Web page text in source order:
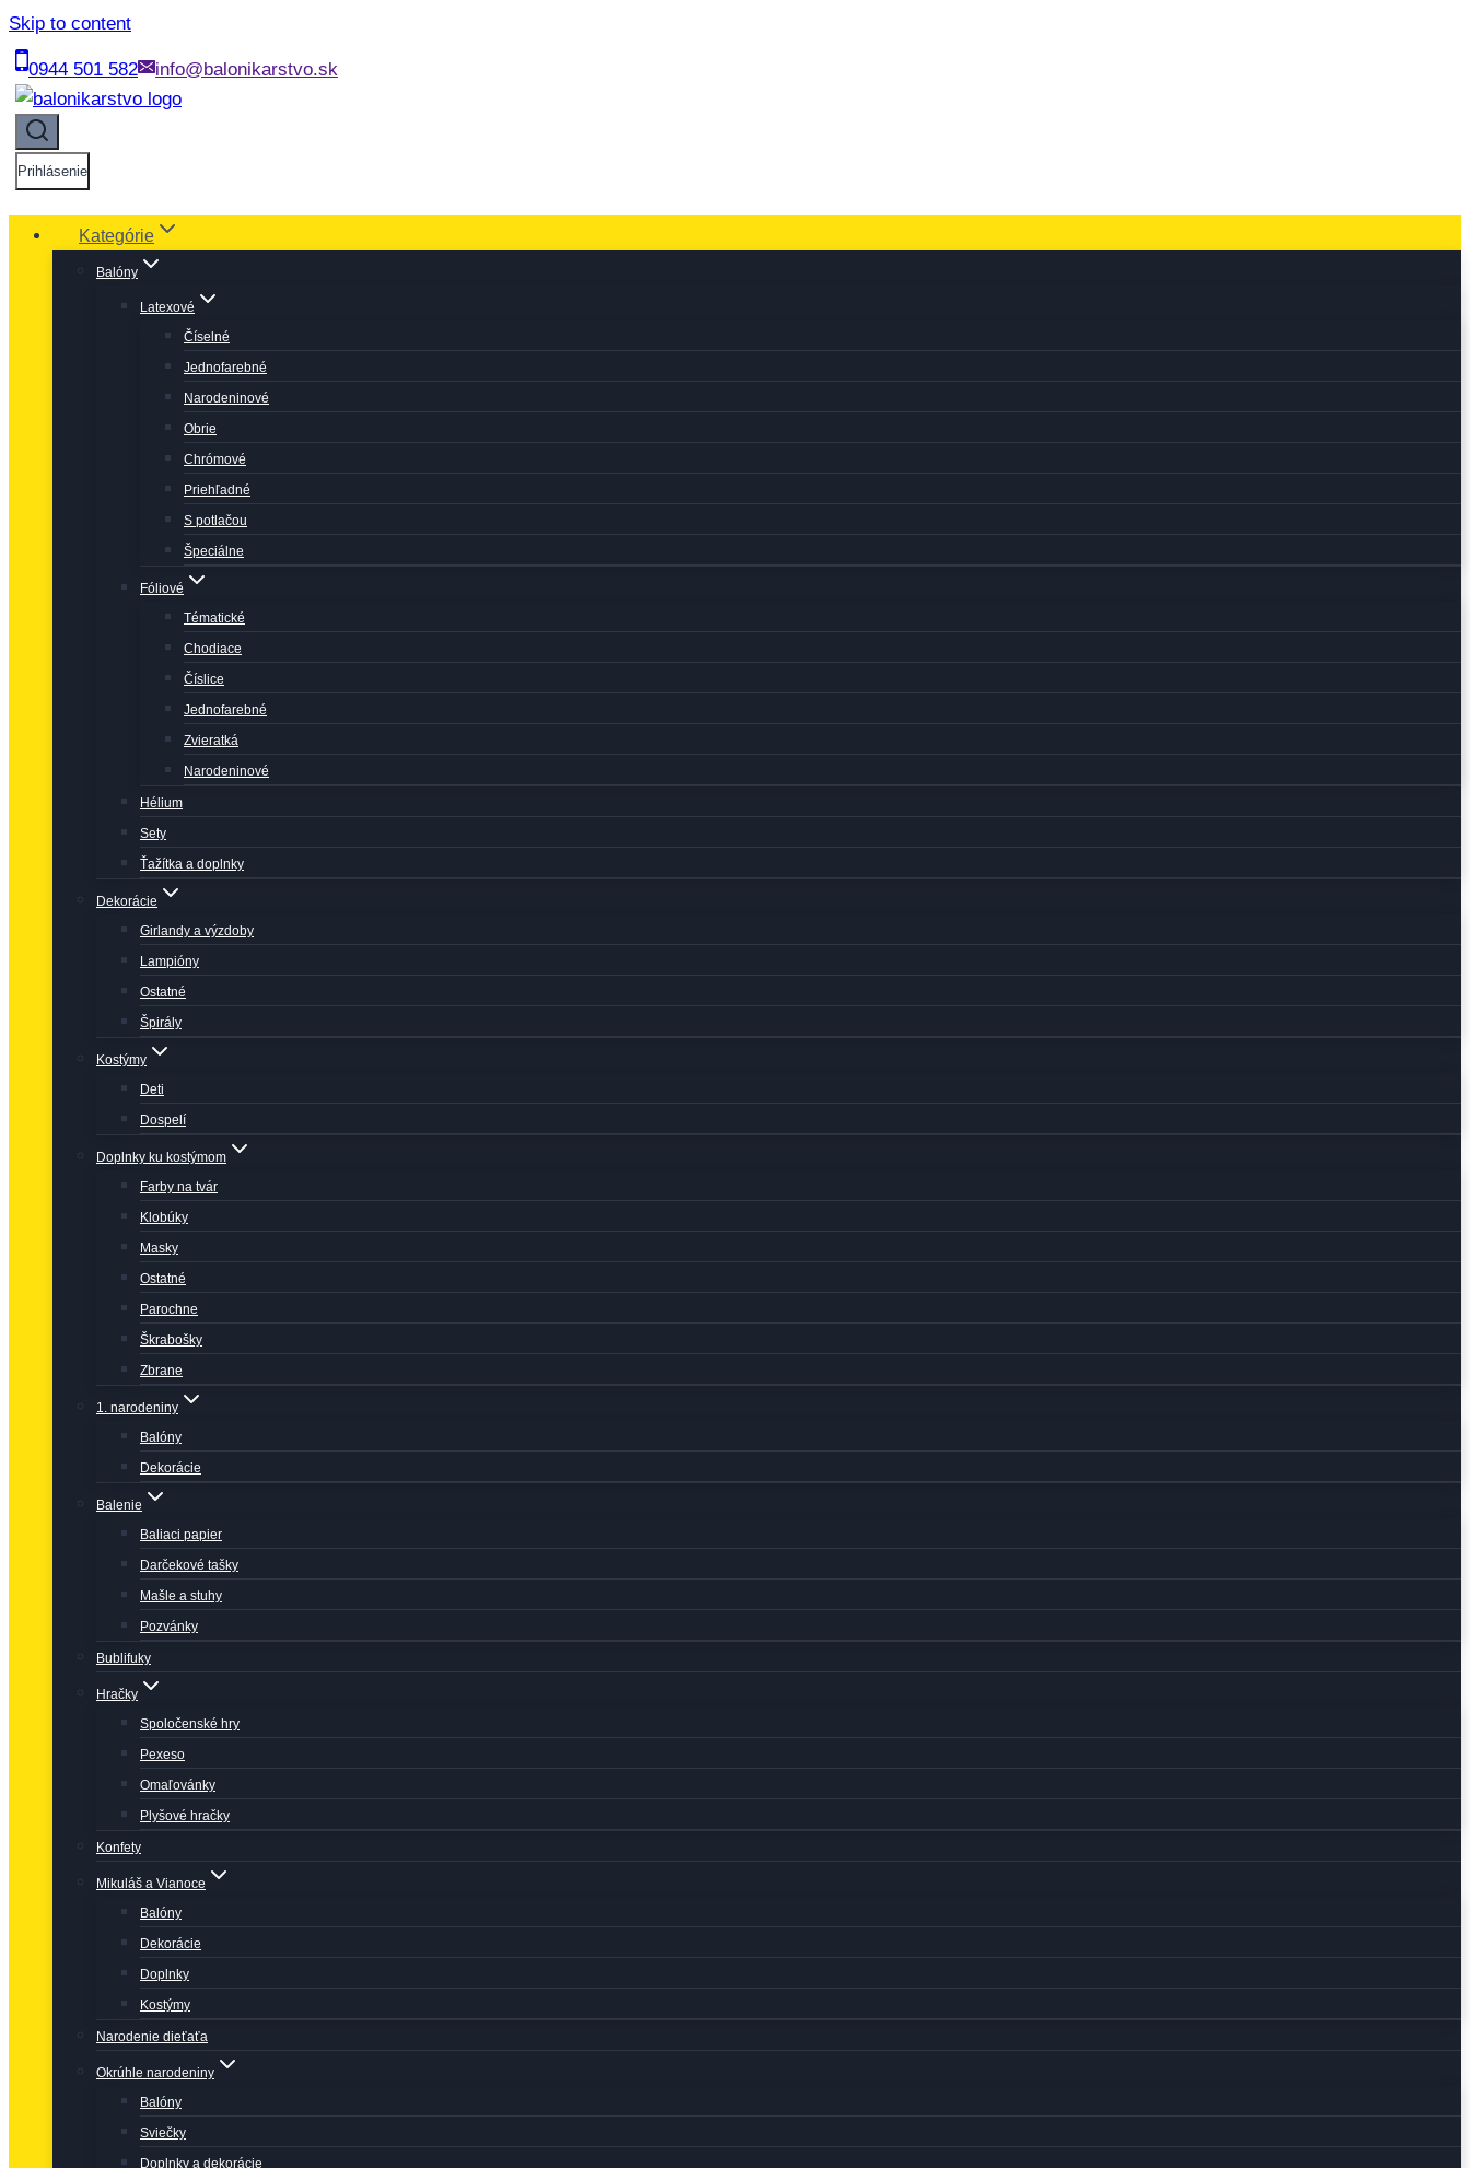
Skip to content
0944 501 582 info@balonikarstvo.sk
Prihlásenie
Kategórie
Balóny
Latexové
Číselné
Jednofarebné
Narodeninové
Obrie
Chrómové
Priehľadné
S potlačou
Špeciálne
Fóliové
Tématické
Chodiace
Číslice
Jednofarebné
Zvieratká
Narodeninové
Hélium
Sety
Ťažítka a doplnky
Dekorácie
Girlandy a výzdoby
Lampióny
Ostatné
Špirály
Kostýmy
Deti
Dospelí
Doplnky ku kostýmom
Farby na tvár
Klobúky
Masky
Ostatné
Parochne
Škrabošky
Zbrane
1. narodeniny
Balóny
Dekorácie
Balenie
Baliaci papier
Darčekové tašky
Mašle a stuhy
Pozvánky
Bublifuky
Hračky
Spoločenské hry
Pexeso
Omaľovánky
Plyšové hračky
Konfety
Mikuláš a Vianoce
Balóny
Dekorácie
Doplnky
Kostýmy
Narodenie dieťaťa
Okrúhle narodeniny
Balóny
Sviečky
Doplnky a dekorácie